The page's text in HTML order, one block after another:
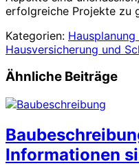
erfolgreiche Projekte zu
Kategorien:
Hausversicherung und
Ähnliche Beiträge
Informationen